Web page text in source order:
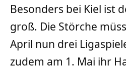
Besonders bei Kiel ist
groß. Die Störche
April nun drei
zudem am 1. Mai ihr